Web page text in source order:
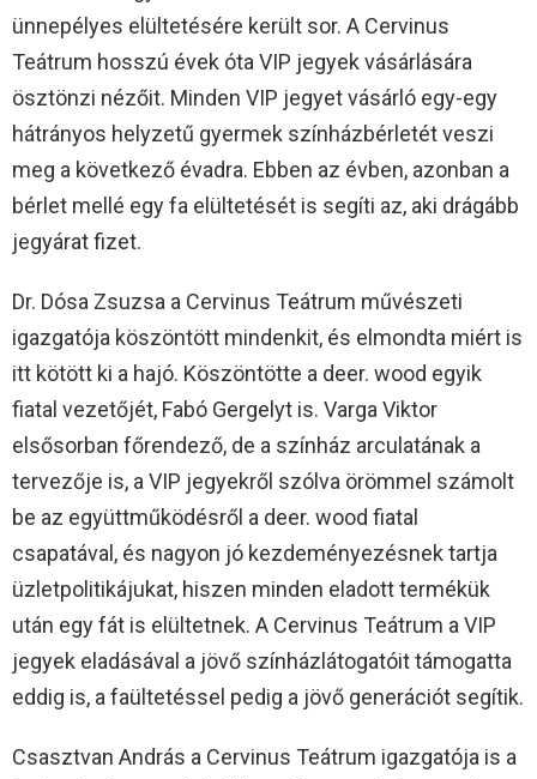
ünnepélyes elültetésére került sor. A Cervinus
Teátrum hosszú évek óta VIP jegyek vásárlására
ösztönzi nézőit. Minden VIP jegyet vásárló egy-egy
hátrányos helyzetű gyermek színházbérletét veszi
meg a következő évadra. Ebben az évben, azonban a
bérlet mellé egy fa elültetését is segíti az, aki drágább
jegyárat fizet.
Dr. Dósa Zsuzsa a Cervinus Teátrum művészeti
igazgatója köszöntött mindenkit, és elmondta miért is
itt kötött ki a hajó. Köszöntötte a deer. wood egyik
fiatal vezetőjét, Fabó Gergelyt is. Varga Viktor
elsősorban főrendező, de a színház arculatának a
tervezője is, a VIP jegyekről szólva örömmel számolt
be az együttműködésről a deer. wood fiatal
csapatával, és nagyon jó kezdeményezésnek tartja
üzletpolitikájukat, hiszen minden eladott termékük
után egy fát is elültetnek. A Cervinus Teátrum a VIP
jegyek eladásával a jövő színházlátogatóit támogatta
eddig is, a faültetéssel pedig a jövő generációt segítik.
Csasztvan András a Cervinus Teátrum igazgatója is a